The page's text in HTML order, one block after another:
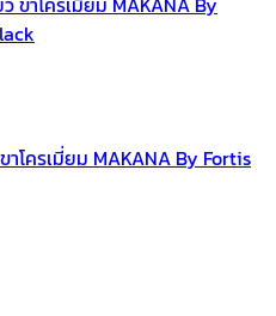
โครเมี่ยม MAKANA By Fortis